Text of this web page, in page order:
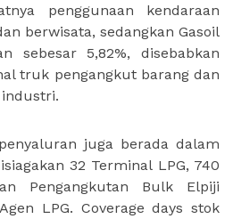
penggunaan kendaraan
berwisata, sedangkan Gasoil
sebesar 5,82%, disebabkan
truk pengangkut barang dan
juga berada dalam
32 Terminal LPG, 740
Pengangkutan Bulk Elpiji
LPG. Coverage days stok